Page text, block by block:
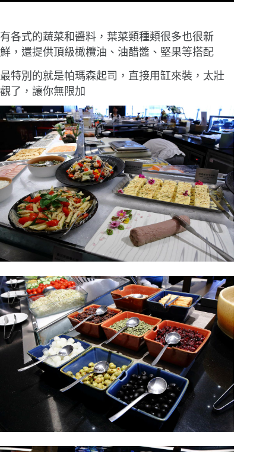
有各式的蔬菜和醬料，葉菜類種類很多也很新
鮮，還提供頂級橄欖油、油醋醬、堅果等搭配
最特別的就是帕瑪森起司，直接用缸來裝，太壯
觀了，讓你無限加